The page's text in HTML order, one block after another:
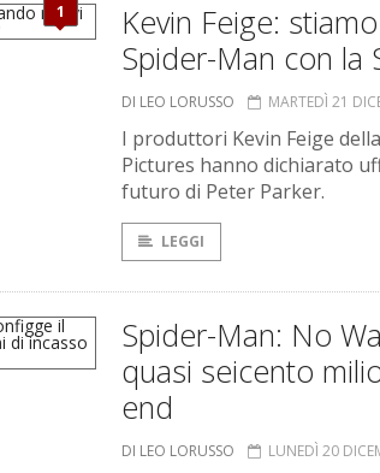
1
Kevin Feige:
Spider-Man con la
DI LEO LORUSSO MARTEDÌ 21
I produttori Kevin Feige
Pictures hanno dichiarato
futuro di Peter Parker.
LEGGI
Spider-Man: No
quasi seicento
end
DI LEO LORUSSO LUNEDÌ 20